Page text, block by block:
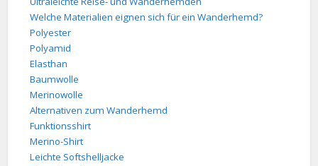
Welche Materialien eignen sich für ein Wanderhemd?
Polyester
Polyamid
Elasthan
Baumwolle
Merinowolle
Alternativen zum Wanderhemd
Funktionsshirt
Merino-Shirt
Leichte Softshelljacke